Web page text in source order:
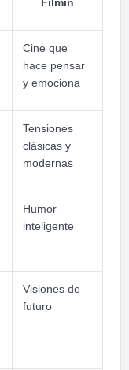
Filmin
Cine que
hace pensar
y emociona
Tensiones
clásicas y
modernas
Humor
inteligente
Visiones de
futuro